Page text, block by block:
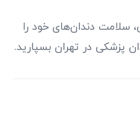
سلامت دندان‌های خود را
پزشکی در تهران بسپارید.